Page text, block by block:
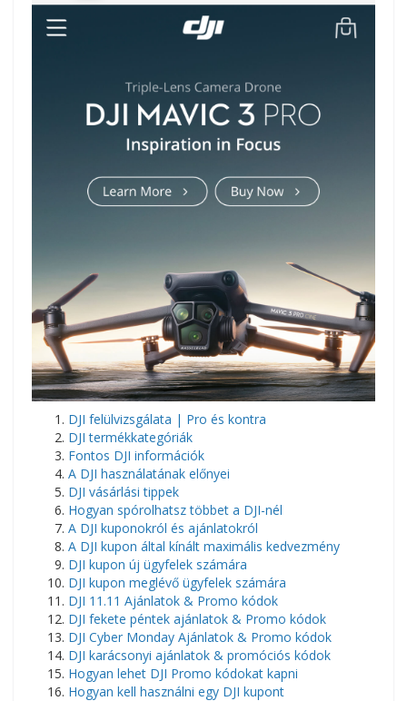
DJI felülvizsgálata | Pro és kontra
DJI termékkategóriák
Fontos DJI információk
A DJI használatának előnyei
DJI vásárlási tippek
Hogyan spórolhatsz többet a DJI-nél
A DJI kuponokról és ajánlatokról
A DJI kupon által kínált maximális kedvezmény
DJI kupon új ügyfelek számára
DJI kupon meglévő ügyfelek számára
DJI 11.11 Ajánlatok & Promo kódok
DJI fekete péntek ajánlatok & Promo kódok
DJI Cyber Monday Ajánlatok & Promo kódok
DJI karácsonyi ajánlatok & promóciós kódok
Hogyan lehet DJI Promo kódokat kapni
Hogyan kell használni egy DJI kupont